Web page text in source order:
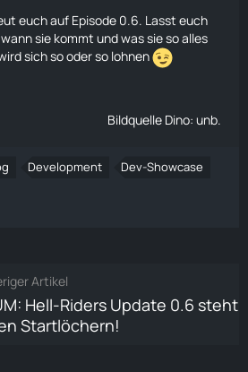
euch auf Episode 0.6. Lasst euch
sie kommt und was sie so alles
sich so oder so lohnen
Bildquelle Dino: unb.
Development
Dev-Showcase
Artikel
Hell-Riders Update 0.6 steht
Startlöchern!